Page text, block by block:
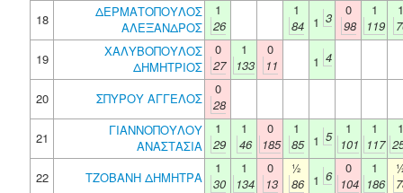
18
ΔΕΡΜΑΤΟΠΟΥΛΟΣ
ΑΛΕΞΑΝΔΡΟΣ
1
26
1
84
1 3
0
98
1
119
1
19
ΧΑΛΥΒΟΠΟΥΛΟΣ
ΔΗΜΗΤΡΙΟΣ
0
27
1
133
0
11
1 4
20 ΣΠΥΡΟΥ ΑΓΓΕΛΟΣ
0
28
21
ΓΙΑΝΝΟΠΟΥΛΟΥ
ΑΝΑΣΤΑΣΙΑ
1
29
1
46
0
185
1
85
1 5
1
101
1
117
1
22
ΤΖΟΒΑΝΗ ΔΗΜΗΤΡΑ
1
30
1
134
0
13
½
86
1 6
0
104
1
186